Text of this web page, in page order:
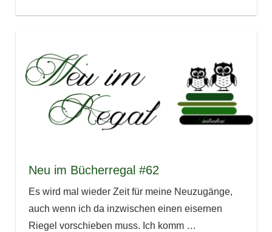
Neu im Bücherregal #62
Es wird mal wieder Zeit für meine Neuzugänge,
auch wenn ich da inzwischen einen eisernen
Riegel vorschieben muss. Ich komm …